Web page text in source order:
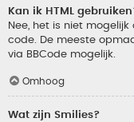
Kan ik HTML
Nee, het is niet
code. De meeste
via BBCode mogelijk.
Omhoog
Wat zijn Smilies?